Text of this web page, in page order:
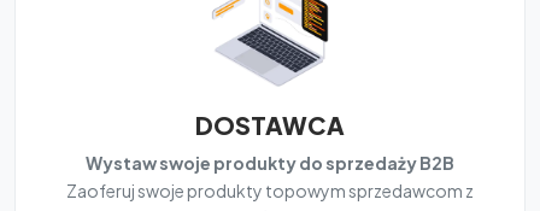
DOSTAWCA
Wystaw swoje produkty do sprzedaży B2B
Zaoferuj swoje produkty topowym sprzedawcom z